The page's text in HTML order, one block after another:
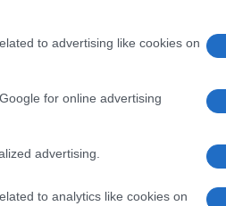
to advertising like cookies on
for online advertising
advertising.
to analytics like cookies on
από τις
όλες τις
Ημερησίων
από τη θέση
πως η
είναι το
και